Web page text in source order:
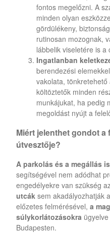
fontos megelőzni. A
minden olyan
gördülékeny,
rutinosan mozognak,
lábbelik viseletére is
Ingatlanban
berendezési
vakolata,
költöztetők minden
munkájukat, ha pedig
megoldást nyújt a
Miért jelenthet gondot
útvesztője?
A parkolás és a megállás
segítségével nem adódhat
engedélyekre van szükség
utcák sem akadályozhatják
előzetes felmérésével, a
súlykorlátozásokra
Budapesten.